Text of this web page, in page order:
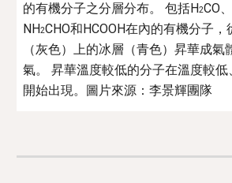
的有機分子之分層分布。 包括H2CO
NH2CHO和HCOOH在內的有機分子
（灰色）上的冰層（青色）昇華成氣
氣。 昇華溫度較低的分子在溫度較
開始出現。圖片來源：李景輝團隊